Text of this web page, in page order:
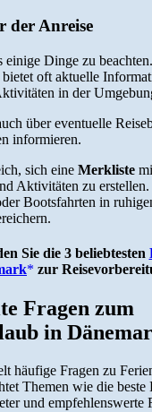
der Anreise
einige Dinge zu
oft aktuelle
in der
über eventuelle
informieren.
sich eine Merkliste
Aktivitäten zu
Bootsfahrten in
Sie die 3 beliebtesten
zur
Fragen zum
in
häufige Fragen zu
Themen wie die beste
und empfehlenswerte